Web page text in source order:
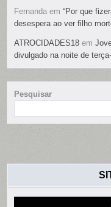
Fernanda em“Por que
desespera ao ver filho
ATROCIDADES18 em
divulgado na noite de
Pesquisar